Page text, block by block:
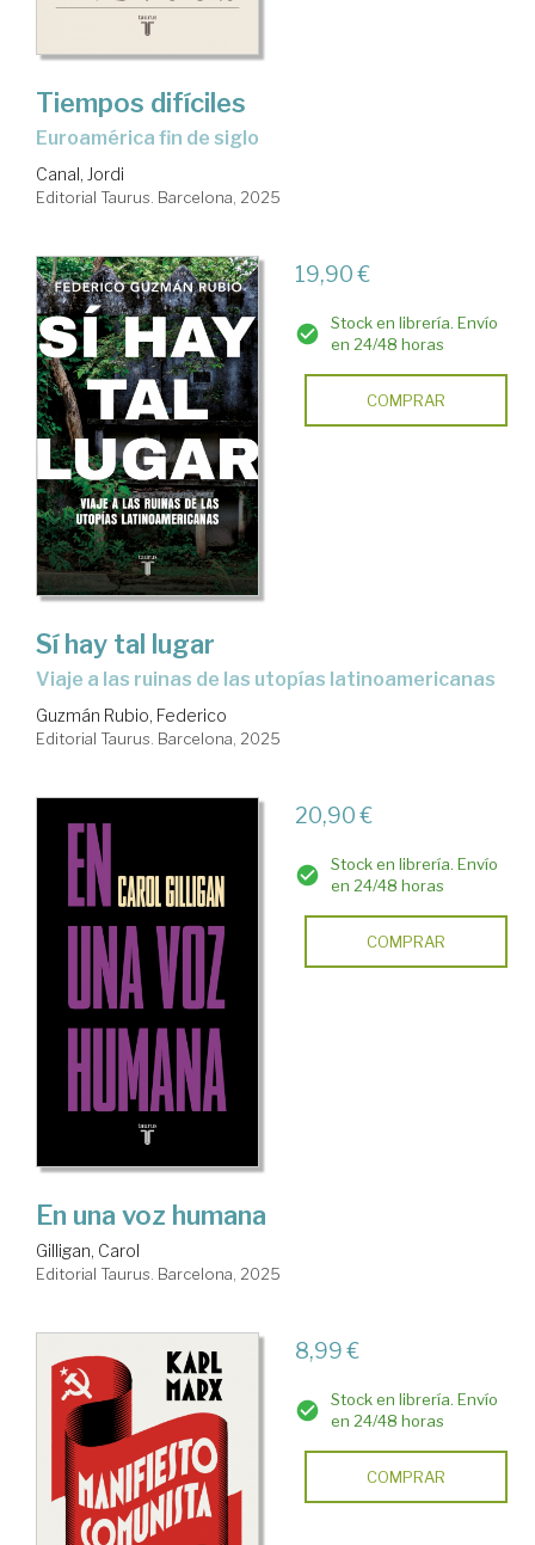
Tiempos difíciles
Euroamérica fin de siglo
Canal, Jordi
Editorial Taurus. Barcelona, 2025
19,90 €
Stock en librería. Envío
en 24/48 horas
COMPRAR
Sí hay tal lugar
Viaje a las ruinas de las utopías latinoamericanas
Guzmán Rubio, Federico
Editorial Taurus. Barcelona, 2025
20,90 €
Stock en librería. Envío
en 24/48 horas
COMPRAR
En una voz humana
Gilligan, Carol
Editorial Taurus. Barcelona, 2025
8,99 €
Stock en librería. Envío
en 24/48 horas
COMPRAR